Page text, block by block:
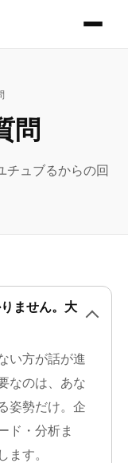
問
チュブるからの回
ません。大
い方が話が進
なのは、あな
姿勢だけ。企
ド・分析ま
ます。